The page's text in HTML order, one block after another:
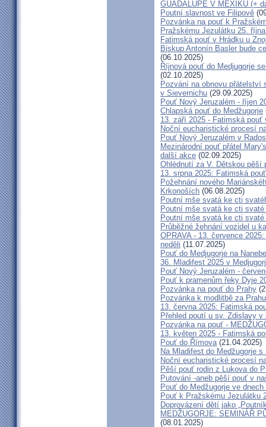
GUADALUPE V MEXIKU (+
Poutní slavnost ve Filipově
Pozvánka na pouť k
Pražskému Jezulátku 25.
Fatimská pouť v Hrádku u
Biskup Antonín Basler bude
(06.10.2025)
Říjnová pouť do Medjugorje
(02.10.2025)
Pozvání na obnovu přátelství
v Sievernichu (29.09.2025)
Pouť Nový Jeruzalém - říjen
Chlapská pouť do Medžugorje
13. září 2025 - Fatimská pouť
Noční eucharistické procesí
Pouť Nový Jeruzalém v
Mezinárodní pouť přátel
další akce (02.09.2025)
Ohlédnutí za V. Dětskou pěší
13. srpna 2025: Fatimská
Požehnání nového
Krkonoších (06.08.2025)
Poutní mše svatá ke cti
Poutní mše svatá ke cti
Poutní mše svatá ke cti
Průběžné žehnání vozidel u
OPRAVA - 13. července
neděli (11.07.2025)
Pouť do Medjugorje na
36. Mladifest 2025 v
Pouť Nový Jeruzalém -
Pouť k pramenům řeky Dyje
Pozvánka na pouť do Prahy
Pozvánka k modlitbě za
13. června 2025: Fatimská
Přehled poutí u sv. Zdislavy
Pozvánka na pouť -
13. květen 2025 - Fatimská
Pouť do Římova(21.04.2025)
Na Mladifest do Medžugorje s
Noční eucharistické procesí
Pěší pouť rodin z Lukova do
Putování -aneb pěší pouť v
Pouť do Medžugorje ve
Pouť k Pražskému Jezulátku
Doprovázení dětí jako
MEDŽUGORJE: SEMINÁŘ
(08.01.2025)